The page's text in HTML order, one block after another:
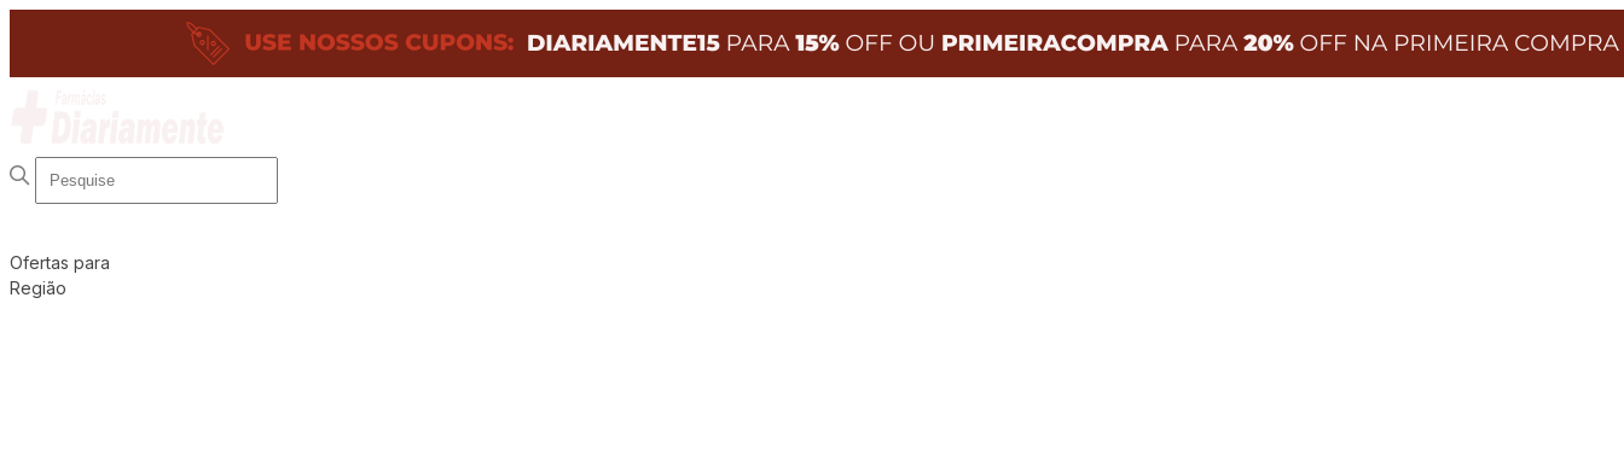
Ofertas para
Região